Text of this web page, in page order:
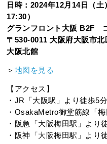
日時：2024年12月14日（
17:30）
グランフロント大阪 B2F
〒530-0011 大阪府大阪市
大阪北館
＞ 地図を見る
【アクセス】
・JR「大阪駅」より徒歩5分
・OsakaMetro御堂筋線「
・阪急「大阪梅田駅」より
・阪神「大阪梅田駅」より